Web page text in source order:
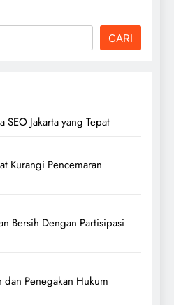
CARI
SEO Jakarta yang Tepat
Kurangi Pencemaran
Bersih Dengan Partisipasi
dan Penegakan Hukum